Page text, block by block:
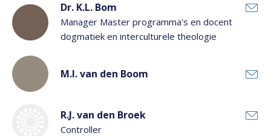
Dr. K.L. Bom
Manager Master programma's en docent
dogmatiek en interculturele theologie
M.I. van den Boom
R.J. van den Broek
Controller